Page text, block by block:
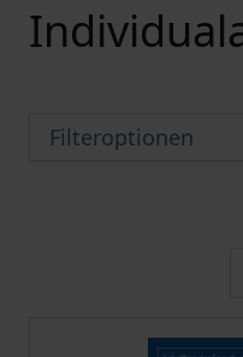
Filteroptionen